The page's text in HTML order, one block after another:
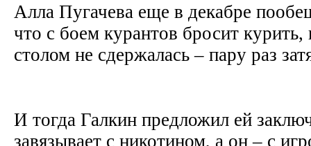
Алла Пугачева еще в декабре
что с боем курантов бросит
столом не сдержалась – пару раз
И тогда Галкин предложил ей
завязывает с никотином, а он – с